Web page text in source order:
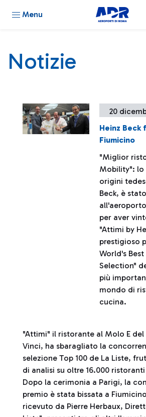
Menu
Notizie
20
Heinz Beck
Fiumicino
"Miglior
Mobility": lo
origini
Beck, è
per aver
"Attimi by
prestigioso
World's
Selection"
più
mondo di
cucina.
"Attimi" il ristorante al Molo E del
Vinci, ha sbaragliato la
selezione Top 100 de La Liste,
di analisi su oltre 16.000 ristoranti
Dopo la cerimonia a Parigi, la
premio è stata bissata a
ricevuto da Pierre Herbaux,